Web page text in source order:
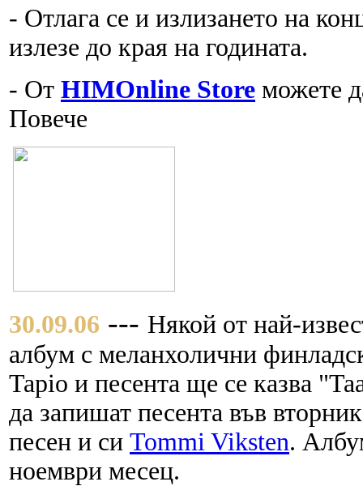
- Отлага се и излизането на
излезе до края на годината.
- От HIMOnline Store можете
Повече
30.09.06 --- Някой от най-
албум с меланхолични
Tapio и песента ще се казва
да запишат песента във
песен и си Tommi Viksten.
ноември месец.